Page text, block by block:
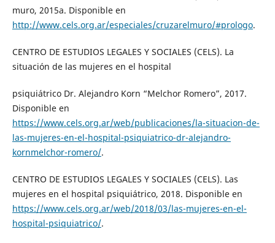
muro, 2015a. Disponible en
http://www.cels.org.ar/especiales/cruzarelmuro/#prologo.
CENTRO DE ESTUDIOS LEGALES Y SOCIALES (CELS). La
situación de las mujeres en el hospital
psiquiátrico Dr. Alejandro Korn “Melchor Romero”, 2017.
Disponible en
https://www.cels.org.ar/web/publicaciones/la-situacion-de-
las-mujeres-en-el-hospital-psiquiatrico-dr-alejandro-
kornmelchor-romero/.
CENTRO DE ESTUDIOS LEGALES Y SOCIALES (CELS). Las
mujeres en el hospital psiquiátrico, 2018. Disponible en
https://www.cels.org.ar/web/2018/03/las-mujeres-en-el-
hospital-psiquiatrico/.